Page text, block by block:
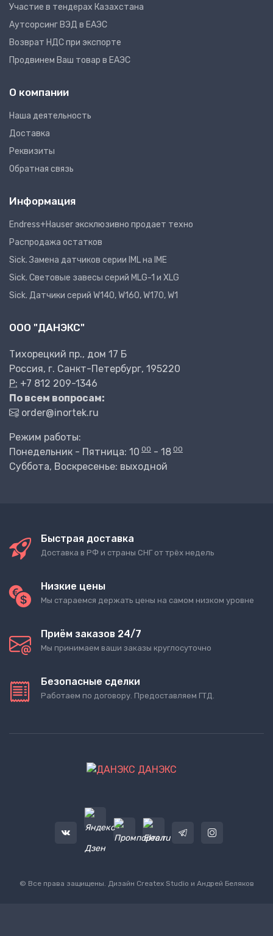
Участие в тендерах Казахстана
Аутсорсинг ВЭД в ЕАЭС
Возврат НДС при экспорте
Продвинем Ваш товар в ЕАЭС
О компании
Наша деятельность
Доставка
Реквизиты
Обратная связь
Информация
Endress+Hauser эксклюзивно продает техно
Распродажа остатков
Sick. Замена датчиков серии IML на IME
Sick. Световые завесы серий MLG-1 и XLG
Sick. Датчики серий W140, W160, W170, W1
ООО "ДАНЭКС"
Тихорецкий пр., дом 17 Б
Россия, г. Санкт-Петербург, 195220
P: +7 812 209-1346
По всем вопросам:
order@inortek.ru
Режим работы:
Понедельник - Пятница: 10 00 - 18 00
Суббота, Воскресенье: выходной
Быстрая доставка
Доставка в РФ и страны СНГ от трёх недель
Низкие цены
Мы стараемся держать цены на самом низком уровне
Приём заказов 24/7
Мы принимаем ваши заказы круглосуточно
Безопасные сделки
Работаем по договору. Предоставляем ГТД.
ДАНЭКС
© Все права защищены. Дизайн Createx Studio и Андрей Беляков